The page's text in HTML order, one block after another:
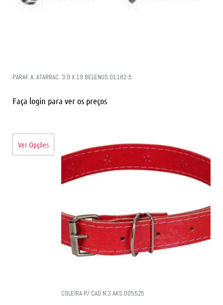
PARAF. A. ATARRAC. 3.9 X 19 BELENUS 01182-5
Faça login para ver os preços
Ver Opções
COLEIRA P/ CAO N.3 AKS 005525